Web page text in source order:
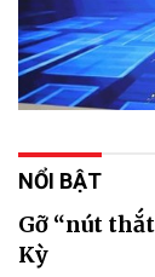
NỔI BẬT
Gỡ “nút
Kỳ